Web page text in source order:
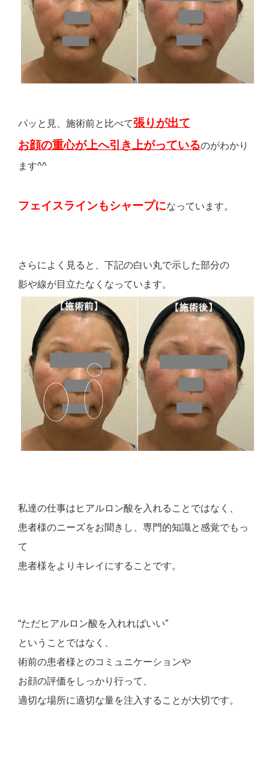
パッと見、施術前と比べて張りが出て
お顔の重心が上へ引き上がっているのがわかり
ます^^
フェイスラインもシャープになっています。
さらによく見ると、下記の白い丸で示した部分の
影や線が目立たなくなっています。
私達の仕事はヒアルロン酸を入れることではなく、
患者様のニーズをお聞きし、専門的知識と感覚でもっ
て
患者様をよりキレイにすることです。
“ただヒアルロン酸を入れればいい”
ということではなく、
術前の患者様とのコミュニケーションや
お顔の評価をしっかり行って、
適切な場所に適切な量を注入することが大切です。